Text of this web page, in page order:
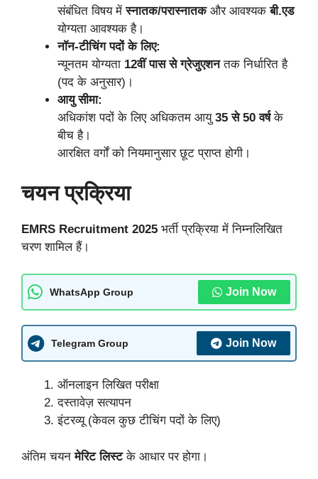
संबंधित विषय मेंस्नातक/परास्नातकऔर आवश्यकबी.एड
योग्यता आवश्यक है।
नॉन-टीचिंग पदों के लिए:
न्यूनतम योग्यता 12वीं पास से ग्रेजुएशनतक निर्धारित है
(पद के अनुसार)।
आयु सीमा:
अधिकांश पदों के लिए अधिकतम आयु 35 से 50 वर्षके
बीच है।
आरक्षित वर्गों को नियमानुसार छूट प्राप्त होगी।
चयन प्रक्रिया
EMRS Recruitment 2025 भर्ती प्रक्रिया में निम्नलिखित
चरण शामिल हैं।
WhatsApp Group Join Now
Telegram Group Join Now
ऑनलाइन लिखित परीक्षा
दस्तावेज़ सत्यापन
इंटरव्यू (केवल कुछ टीचिंग पदों के लिए)
अंतिम चयनमेरिट लिस्टके आधार पर होगा।